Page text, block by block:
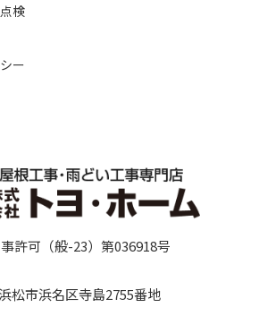
許可（般-23）第036918号
松市浜名区寺島2755番地
検
ー